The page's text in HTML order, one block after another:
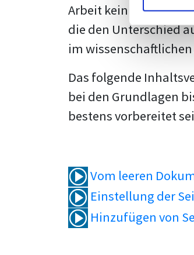
Arbeit kein Problem
die den Unterschied
im
Das folgende
bei den Grundlagen
bestens vorbereitet
Vom leeren
Einstellung der
Hinzufügen von